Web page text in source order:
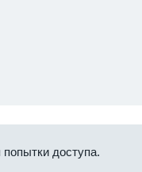
доступа.